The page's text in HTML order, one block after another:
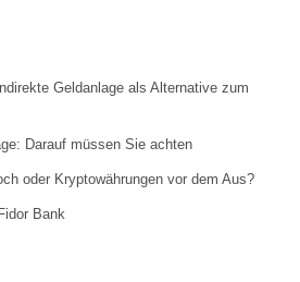
Geldanlage als Alternative zum
Darauf müssen Sie achten
oder Kryptowährungen vor dem Aus?
Bank